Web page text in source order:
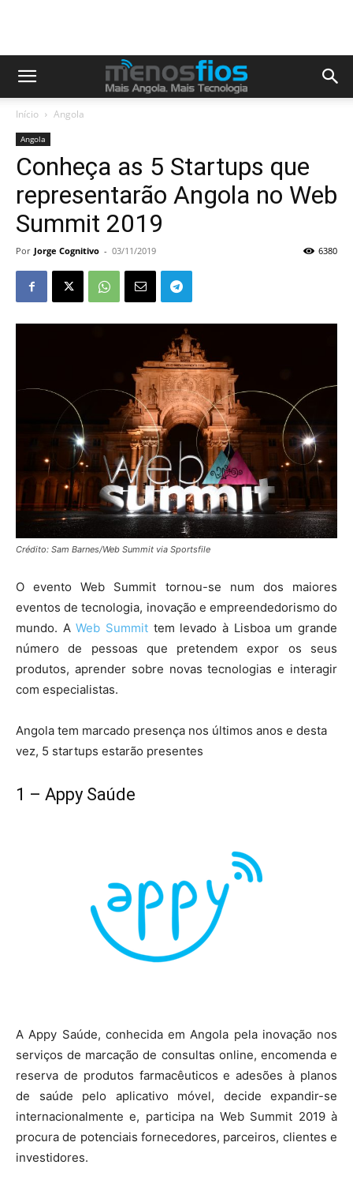
Início Angola
Angola
Conheça as 5 Startups que
representarão Angola no Web
Summit 2019
Por Jorge Cognitivo - 03/11/2019 6380
Crédito: Sam Barnes/Web Summit via Sportsfile
O evento Web Summit tornou-se num dos maiores
eventos de tecnologia, inovação e empreendedorismo do
mundo. AWeb Summit tem levado à Lisboa um grande
número de pessoas que pretendem expor os seus
produtos, aprender sobre novas tecnologias e interagir
com especialistas.
Angola tem marcado presença nos últimos anos e desta
vez, 5 startups estarão presentes
1 – Appy Saúde
A Appy Saúde, conhecida em Angola pela inovação nos
serviços de marcação de consultas online, encomenda e
reserva de produtos farmacêuticos e adesões à planos
de saúde pelo aplicativo móvel, decide expandir-se
internacionalmente e, participa na Web Summit 2019 à
procura de potenciais fornecedores, parceiros, clientes e
investidores.